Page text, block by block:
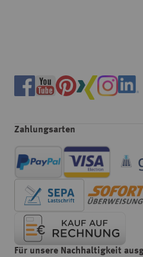
Zahlungsarten
Für unsere Nachhaltigkeit